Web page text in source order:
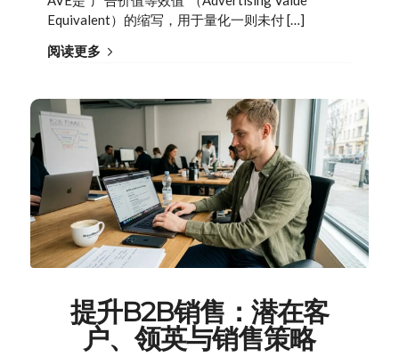
Equivalent）的缩写，用于量化一则未付 […]
阅读更多
提升B2B销售：潜在客
户、领英与销售策略